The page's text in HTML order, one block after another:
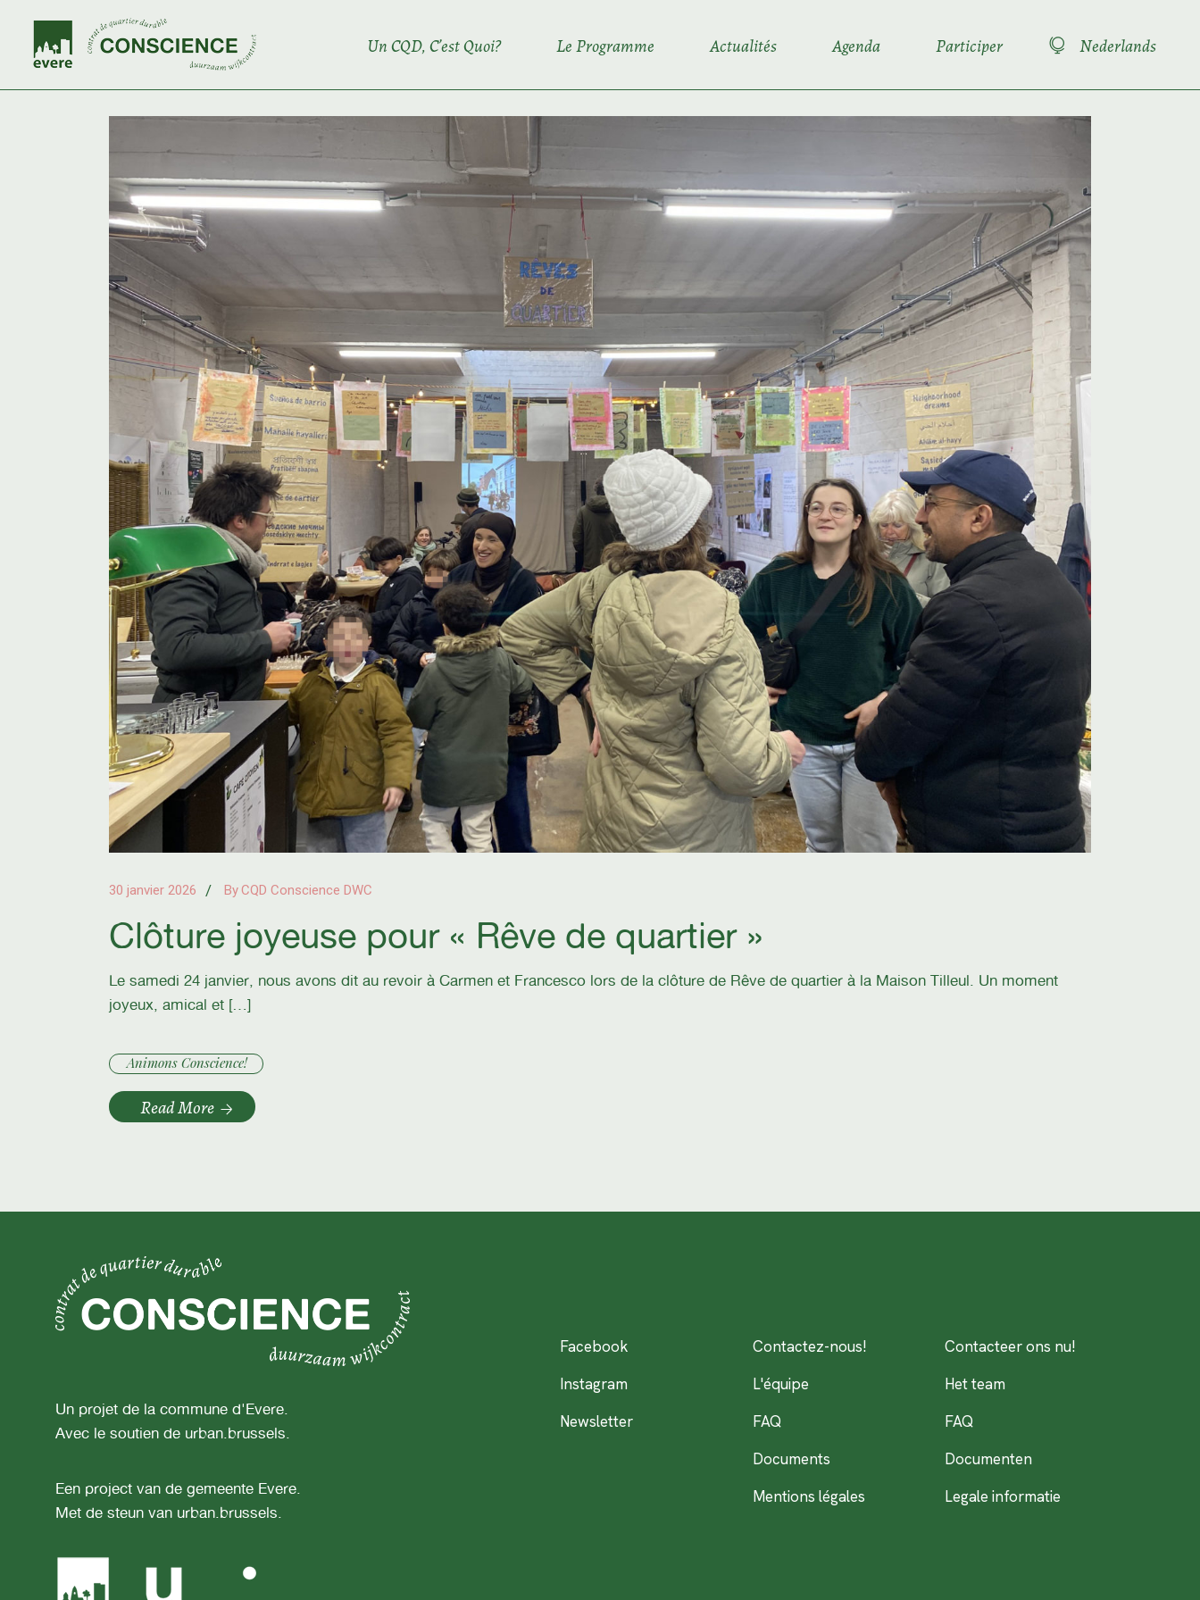
content Un CQD, C’est Quoi? Le Programme Actualités Agenda Participer Nederlands
30 janvier 2026 ByCQD Conscience DWC
Clôture joyeuse pour « Rêve de quartier »
Le samedi 24 janvier, nous avons dit au revoir à Carmen et Francesco lors de la clôture de Rêve de quartier à la Maison Tilleul. Un moment
joyeux, amical et […]
Animons Conscience!
Read More
Un projet de la commune d'Evere.
Avec le soutien de urban.brussels.
Een project van de gemeente Evere.
Met de steun van urban.brussels.
Facebook
Instagram
Newsletter
Contactez-nous!
L'équipe
FAQ
Documents
Mentions légales
Contacteer ons nu!
Het team
FAQ
Documenten
Legale informatie